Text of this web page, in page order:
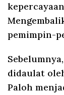
pemimpin-
didaulat
Paloh